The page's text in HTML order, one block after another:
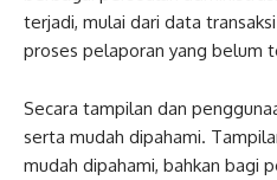
terjadi, mulai dari data
proses pelaporan yang belum
Secara tampilan dan
serta mudah dipahami.
mudah dipahami, bahkan bagi